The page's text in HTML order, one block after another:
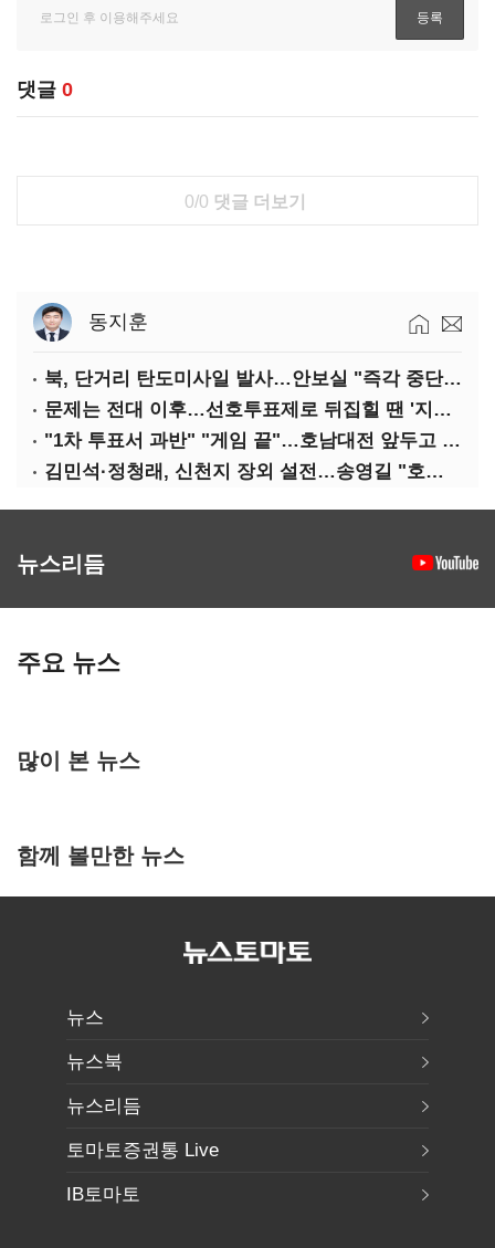
댓글 0
0/0 댓글 더보기
동지훈
북, 단거리 탄도미사일 발사…안보실 "즉각 중단 촉구"
문제는 전대 이후…선호투표제로 뒤집힐 땐 '지지층 불복'
"1차 투표서 과반" "게임 끝"…호남대전 앞두고 '충돌'
김민석·정청래, 신천지 장외 설전…송영길 "호남 계몽 규탄"
뉴스리듬
주요 뉴스
많이 본 뉴스
함께 볼만한 뉴스
뉴스
뉴스북
뉴스리듬
토마토증권통 Live
IB토마토